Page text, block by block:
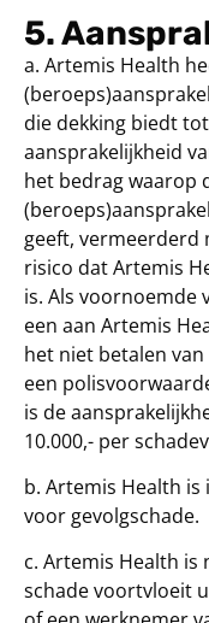
5.
a. Artemis Health
die dekking biedt
aansprakelijkheid
het bedrag waarop
geeft, vermeerderd
risico dat Artemis
is. Als voornoemde
een aan Artemis
het niet betalen
een
is de
10.000,- per
b. Artemis Health is
voor gevolgschade.
c. Artemis Health is
schade voortvloeit